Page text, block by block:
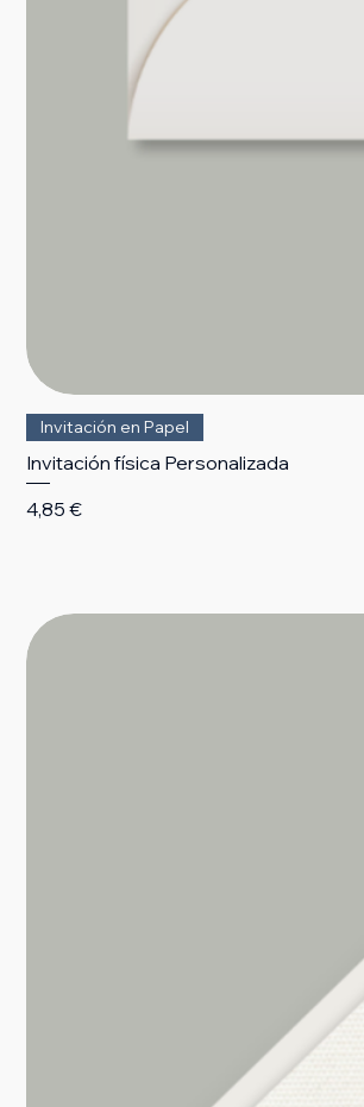
Invitación en Papel
Invitación física Personalizada
Precio
4,85 €